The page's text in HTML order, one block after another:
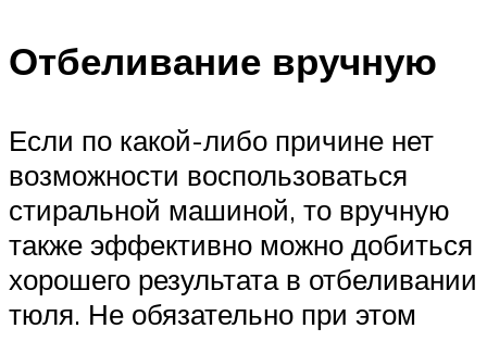
Отбеливание вручную
Если по какой-либо причине нет
возможности воспользоваться
стиральной машиной, то вручную
также эффективно можно добиться
хорошего результата в отбеливании
тюля. Не обязательно при этом